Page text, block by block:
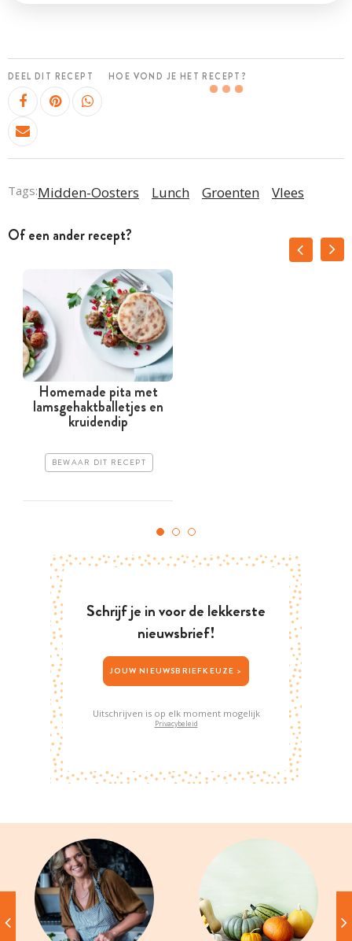
DEEL DIT RECEPT HOE VOND JE HET RECEPT?
Tags:Midden-Oosters Lunch Groenten Vlees
Of een ander recept?
Homemade pita met
lamsgehaktballetjes en
kruidendip
BEWAAR DIT RECEPT
Schrijf je in voor de lekkerste
nieuwsbrief!
JOUW NIEUWSBRIEFKEUZE >
Uitschrijven is op elk moment mogelijk
Privacybeleid